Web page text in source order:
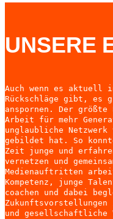
UNSERE
Auch wenn es
Rückschläge gibt, es
anspornen. Der
Arbeit für mehr
unglaubliche
gebildet hat. So
Zeit junge und
vernetzen und
Medienauftritten
Kompetenz, junge
coachen und dabei
und gesellschaftliche